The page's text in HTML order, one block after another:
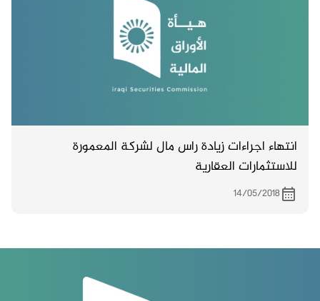
انتهاء اجراءات زيادة راس مال لشركة المعمورة
للاستثمارات العقارية
14/05/2018